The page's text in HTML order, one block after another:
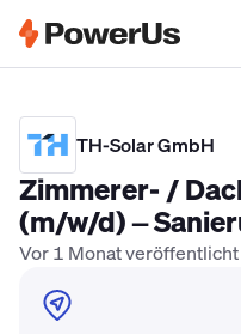
TH-Solar GmbH
Zimmerer- /
(m/w/d) –
Vor 1 Monat veröffentlicht